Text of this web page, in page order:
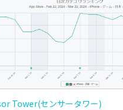
Tower(センサータワー)